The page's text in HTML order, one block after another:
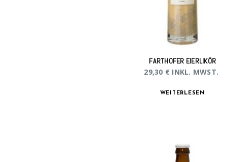
FARTHOFER EIERLIKÖR
29,30 € INKL. MWST.
WEITERLESEN